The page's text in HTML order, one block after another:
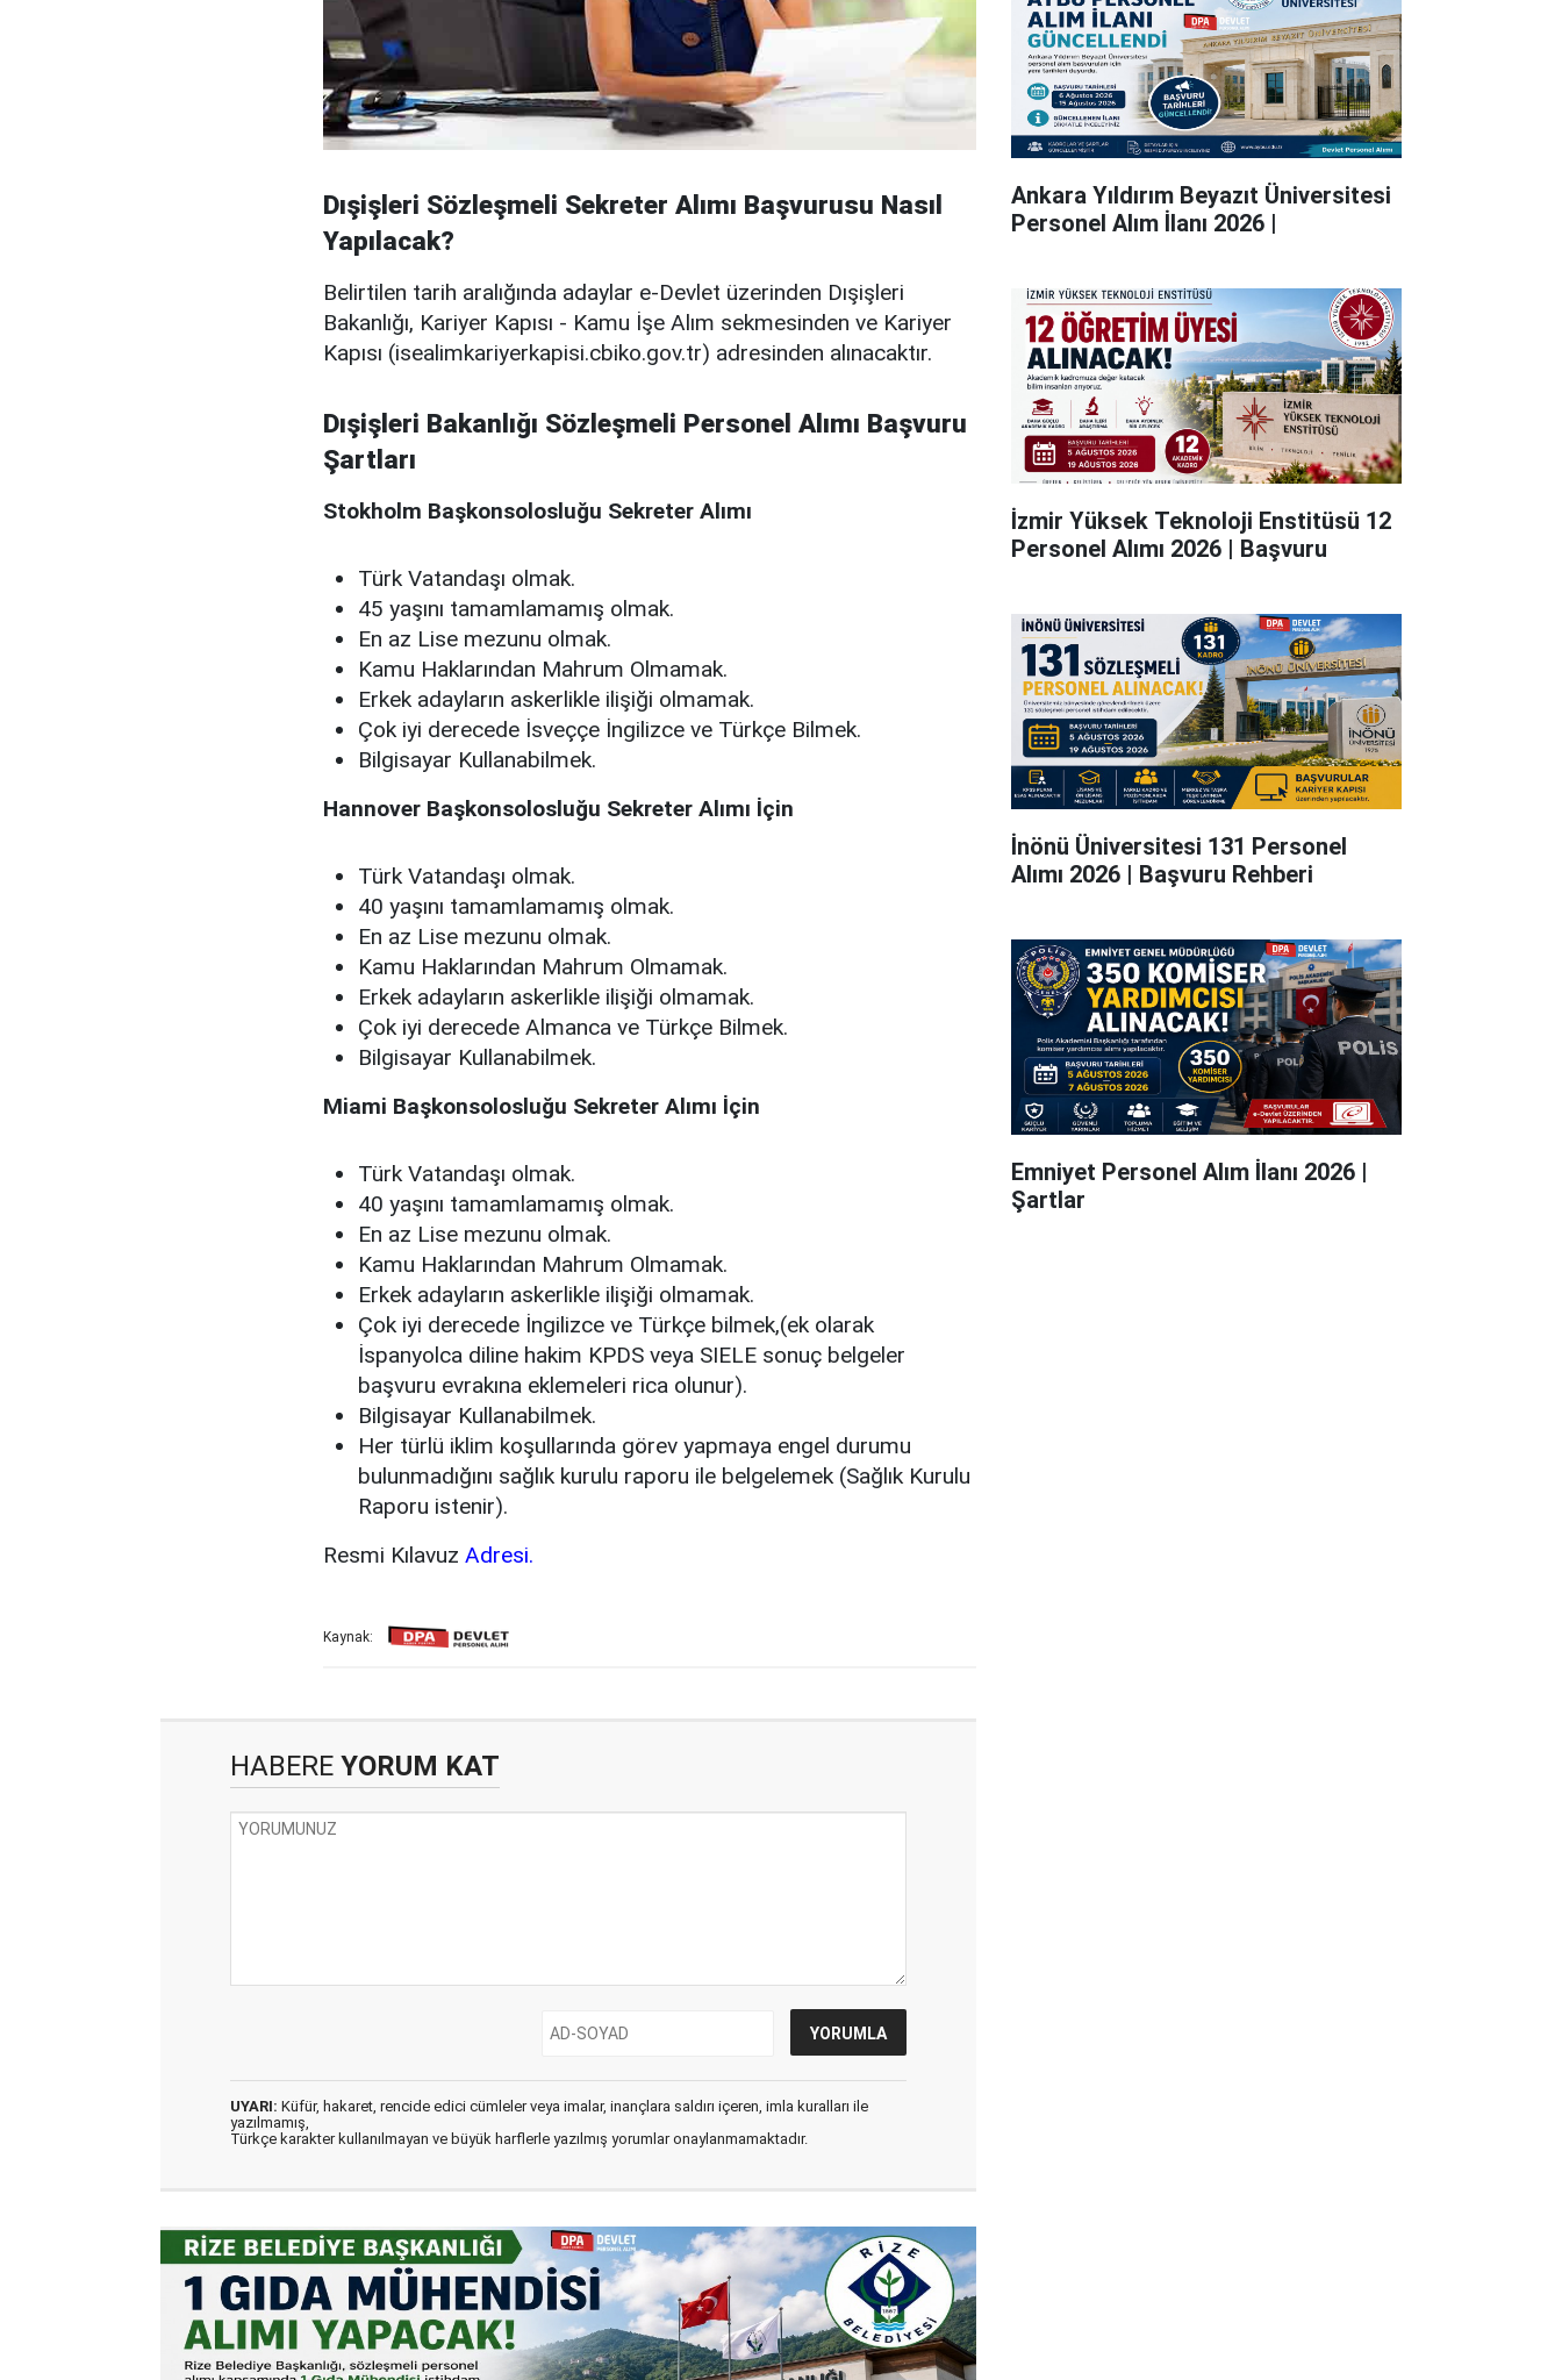
Dışişleri Sözleşmeli Sekreter Alımı Başvurusu Nasıl
Yapılacak?
Belirtilen tarih aralığında adaylar e-Devlet üzerinden Dışişleri
Bakanlığı, Kariyer Kapısı - Kamu İşe Alım sekmesinden ve Kariyer
Kapısı (isealimkariyerkapisi.cbiko.gov.tr) adresinden alınacaktır.
Dışişleri Bakanlığı Sözleşmeli Personel Alımı Başvuru
Şartları
Stokholm Başkonsolosluğu Sekreter Alımı
Türk Vatandaşı olmak.
45 yaşını tamamlamamış olmak.
En az Lise mezunu olmak.
Kamu Haklarından Mahrum Olmamak.
Erkek adayların askerlikle ilişiği olmamak.
Çok iyi derecede İsveççe İngilizce ve Türkçe Bilmek.
Bilgisayar Kullanabilmek.
Hannover Başkonsolosluğu Sekreter Alımı İçin
Türk Vatandaşı olmak.
40 yaşını tamamlamamış olmak.
En az Lise mezunu olmak.
Kamu Haklarından Mahrum Olmamak.
Erkek adayların askerlikle ilişiği olmamak.
Çok iyi derecede Almanca ve Türkçe Bilmek.
Bilgisayar Kullanabilmek.
Miami Başkonsolosluğu Sekreter Alımı İçin
Türk Vatandaşı olmak.
40 yaşını tamamlamamış olmak.
En az Lise mezunu olmak.
Kamu Haklarından Mahrum Olmamak.
Erkek adayların askerlikle ilişiği olmamak.
Çok iyi derecede İngilizce ve Türkçe bilmek,(ek olarak
İspanyolca diline hakim KPDS veya SIELE sonuç belgeler
başvuru evrakına eklemeleri rica olunur).
Bilgisayar Kullanabilmek.
Her türlü iklim koşullarında görev yapmaya engel durumu
bulunmadığını sağlık kurulu raporu ile belgelemek (Sağlık Kurulu
Raporu istenir).
Resmi Kılavuz Adresi.
Kaynak:
HABERE YORUM KAT
UYARI: Küfür, hakaret, rencide edici cümleler veya imalar, inançlara saldırı içeren, imla kuralları ile
yazılmamış,
Türkçe karakter kullanılmayan ve büyük harflerle yazılmış yorumlar onaylanmamaktadır.
Ankara Yıldırım Beyazıt Üniversitesi
Personel Alım İlanı 2026 |
İzmir Yüksek Teknoloji Enstitüsü 12
Personel Alımı 2026 | Başvuru
İnönü Üniversitesi 131 Personel
Alımı 2026 | Başvuru Rehberi
Emniyet Personel Alım İlanı 2026 |
Şartlar